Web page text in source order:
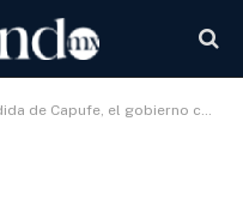
competirá contra el TAG con una tarjeta especial